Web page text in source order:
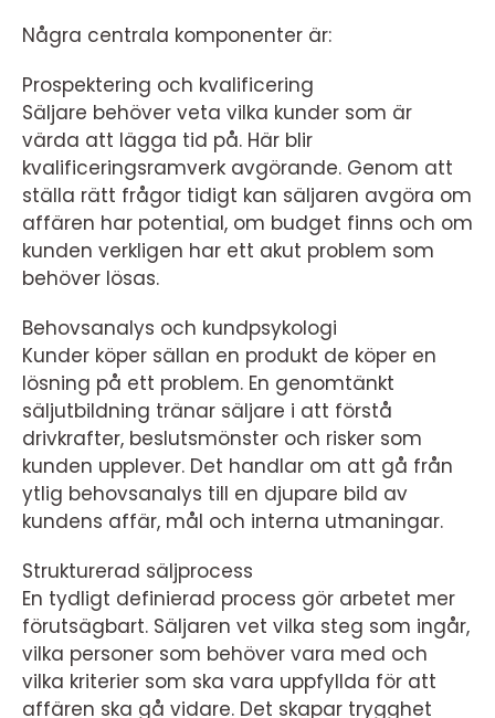
Några centrala komponenter är:
Prospektering och kvalificering
Säljare behöver veta vilka kunder som är
värda att lägga tid på. Här blir
kvalificeringsramverk avgörande. Genom att
ställa rätt frågor tidigt kan säljaren avgöra om
affären har potential, om budget finns och om
kunden verkligen har ett akut problem som
behöver lösas.
Behovsanalys och kundpsykologi
Kunder köper sällan en produkt de köper en
lösning på ett problem. En genomtänkt
säljutbildning tränar säljare i att förstå
drivkrafter, beslutsmönster och risker som
kunden upplever. Det handlar om att gå från
ytlig behovsanalys till en djupare bild av
kundens affär, mål och interna utmaningar.
Strukturerad säljprocess
En tydligt definierad process gör arbetet mer
förutsägbart. Säljaren vet vilka steg som ingår,
vilka personer som behöver vara med och
vilka kriterier som ska vara uppfyllda för att
affären ska gå vidare. Det skapar trygghet